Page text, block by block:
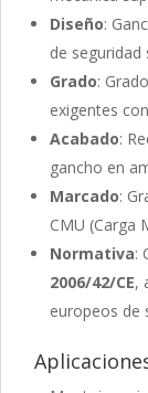
Diseño:
de
Grado:
exigentes
Acabado:
gancho en
Marcado:
CMU (Carga
Normativa:
2006/42/CE,
europeos de